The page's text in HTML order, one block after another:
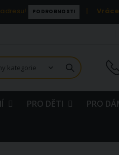
PODROBNOSTI |
PRO DĚTI PRO